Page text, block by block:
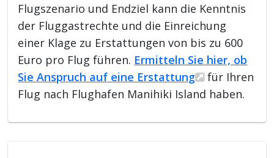
Flugszenario und Endziel kann die Kenntnis
der Fluggastrechte und die Einreichung
einer Klage zu Erstattungen von bis zu 600
Euro pro Flug führen. Ermitteln Sie hier, ob
Sie Anspruch auf eine Erstattung
für Ihren
Flug nach Flughafen Manihiki Island haben.